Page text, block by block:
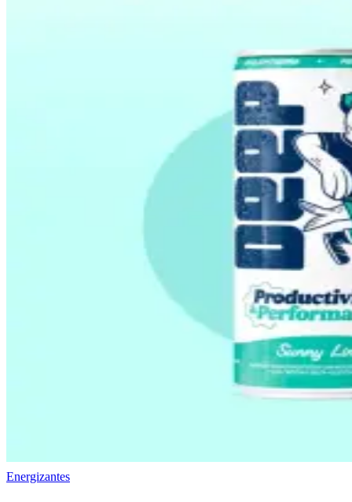
Energizantes